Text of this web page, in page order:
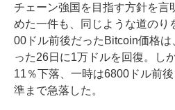
チェーン強国を目指す方針を言
めた一件も、同じような道のり
00ドル前後だったBitcoin価格
った26日に1万ドルを回復。し
11％下落、一時は6800ドル前
準まで急落した。